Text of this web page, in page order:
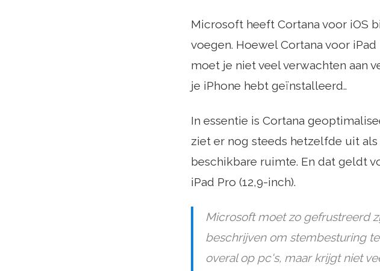
Microsoft heeft Cortana voor iOS
voegen. Hoewel Cortana voor
moet je niet veel verwachten aan
je iPhone hebt geïnstalleerd..
In essentie is Cortana
ziet er nog steeds hetzelfde uit
beschikbare ruimte. En dat geldt
iPad Pro (12,9-inch).
Microsoft moet zo gefrustreerd
beschrijven om stembesturing
overal op pc's, maar krijgt niet